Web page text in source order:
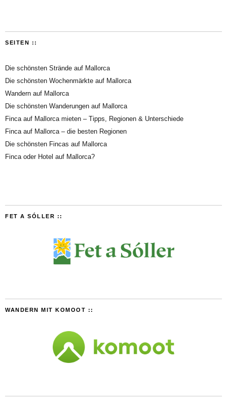
SEITEN ::
Die schönsten Strände auf Mallorca
Die schönsten Wochenmärkte auf Mallorca
Wandern auf Mallorca
Die schönsten Wanderungen auf Mallorca
Finca auf Mallorca mieten – Tipps, Regionen & Unterschiede
Finca auf Mallorca – die besten Regionen
Die schönsten Fincas auf Mallorca
Finca oder Hotel auf Mallorca?
FET A SÓLLER ::
WANDERN MIT KOMOOT ::